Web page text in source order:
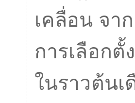
เคลื่อน จาก
การเลือกตั้ง
ในราวต้น